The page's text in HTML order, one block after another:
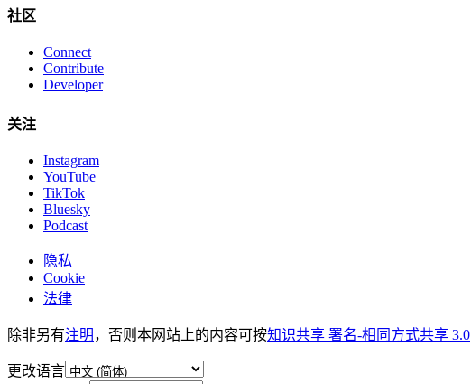
社区
Connect
Contribute
Developer
关注
Instagram
YouTube
TikTok
Bluesky
Podcast
隐私
Cookie
法律
除非另有注明 ，否则本网站上的内容可按知识共享 署名-相同方式共享 3.0
更改语言